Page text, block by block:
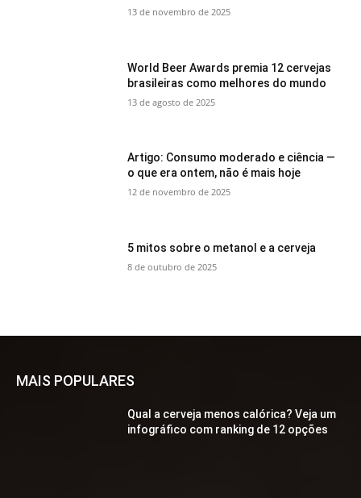
13 de novembro de 2025
World Beer Awards premia 12 cervejas
brasileiras como melhores do mundo
13 de agosto de 2025
Artigo: Consumo moderado e ciência —
o que era ontem, não é mais hoje
12 de novembro de 2025
5 mitos sobre o metanol e a cerveja
8 de outubro de 2025
MAIS POPULARES
Qual a cerveja menos calórica? Veja um
infográfico com ranking de 12 opções